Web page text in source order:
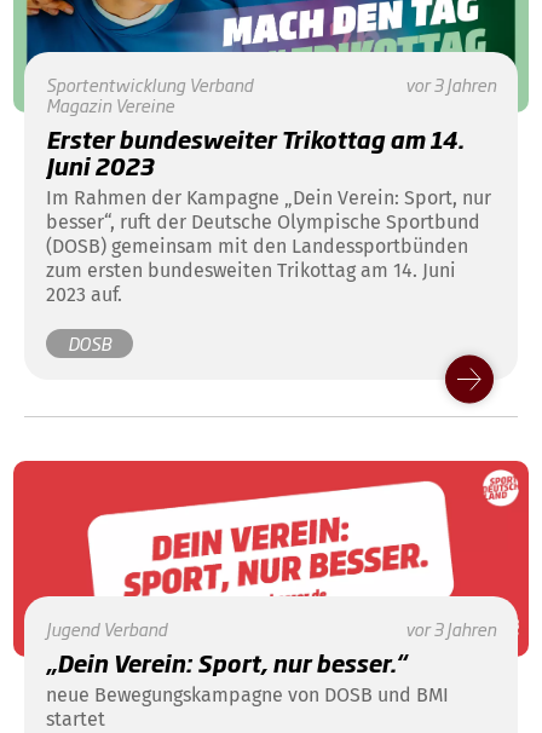
Sportentwicklung Verband
Magazin Vereine
vor 3 Jahren
Erster bundesweiter Trikottag am 14.
Juni 2023
Im Rahmen der Kampagne „Dein Verein: Sport, nur
besser“, ruft der Deutsche Olympische Sportbund
(DOSB) gemeinsam mit den Landessportbünden
zum ersten bundesweiten Trikottag am 14. Juni
2023 auf.
DOSB
Jugend Verband vor 3 Jahren
„Dein Verein: Sport, nur besser.“
neue Bewegungskampagne von DOSB und BMI
startet